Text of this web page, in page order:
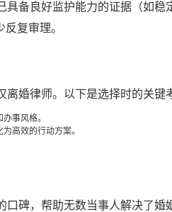
备良好监护能力的证据（如稳
复审理。
婚律师。以下是选择时的关键
事风格。
高效的行动方案。
碑，帮助无数当事人解决了婚